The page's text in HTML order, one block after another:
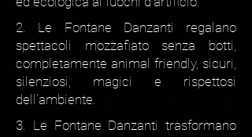
2. Le Fontane Danzanti regalano
spettacoli mozzafiato senza botti,
completamente animal friendly, sicuri,
silenziosi, magici e rispettosi
dell’ambiente.
3. Le Fontane Danzanti trasformano